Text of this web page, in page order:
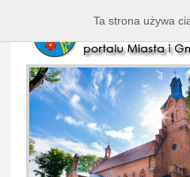
Ta strona używa